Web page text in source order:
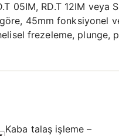
RD.T 12IM veya
45mm fonksiyonel
frezeleme, plunge,
Kaba talaş işleme –